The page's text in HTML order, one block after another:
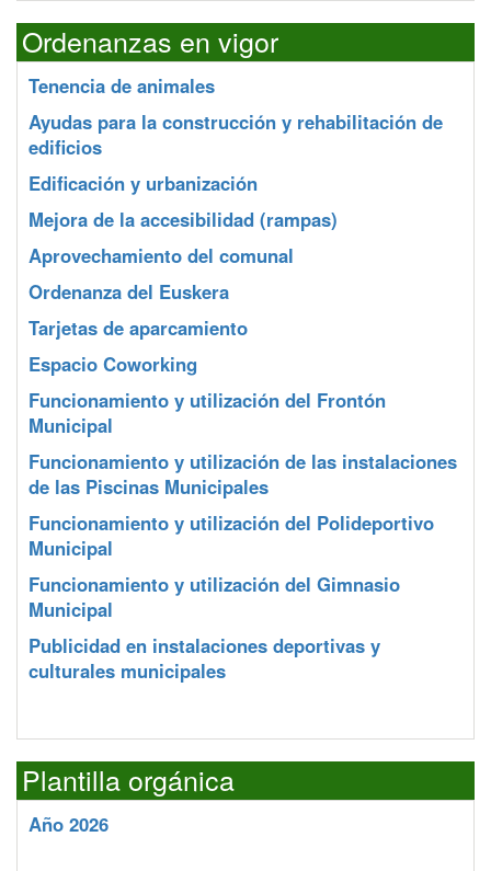
Ordenanzas en vigor
Tenencia de animales
Ayudas para la construcción y rehabilitación de
edificios
Edificación y urbanización
Mejora de la accesibilidad (rampas)
Aprovechamiento del comunal
Ordenanza del Euskera
Tarjetas de aparcamiento
Espacio Coworking
Funcionamiento y utilización del Frontón
Municipal
Funcionamiento y utilización de las instalaciones
de las Piscinas Municipales
Funcionamiento y utilización del Polideportivo
Municipal
Funcionamiento y utilización del Gimnasio
Municipal
Publicidad en instalaciones deportivas y
culturales municipales
Plantilla orgánica
Año 2026